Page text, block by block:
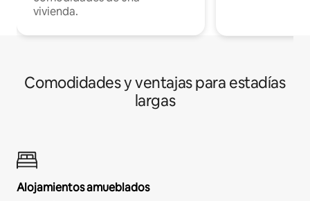
vivienda.
Comodidades y ventajas para estadías
largas
Alojamientos amueblados